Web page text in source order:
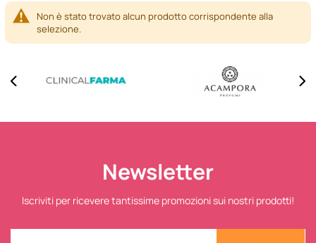
Non è stato trovato alcun prodotto corrispondente alla
selezione.
Newsletter
Iscriviti per ricevere tantissime promozioni sui nostri prodotti!